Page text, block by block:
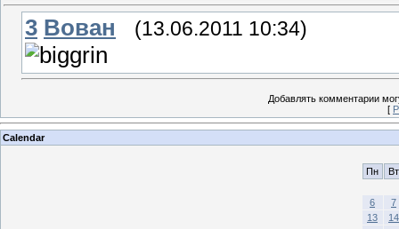
3 Вован (13.06.2011 10:34)
Добавлять комментарии
[
Calendar
Пн Вт
6
7
13
14